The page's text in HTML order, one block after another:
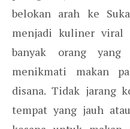
belokan arah ke
menjadi kuliner viral
banyak orang yang
menikmati makan
disana. Tidak jarang
tempat yang jauh